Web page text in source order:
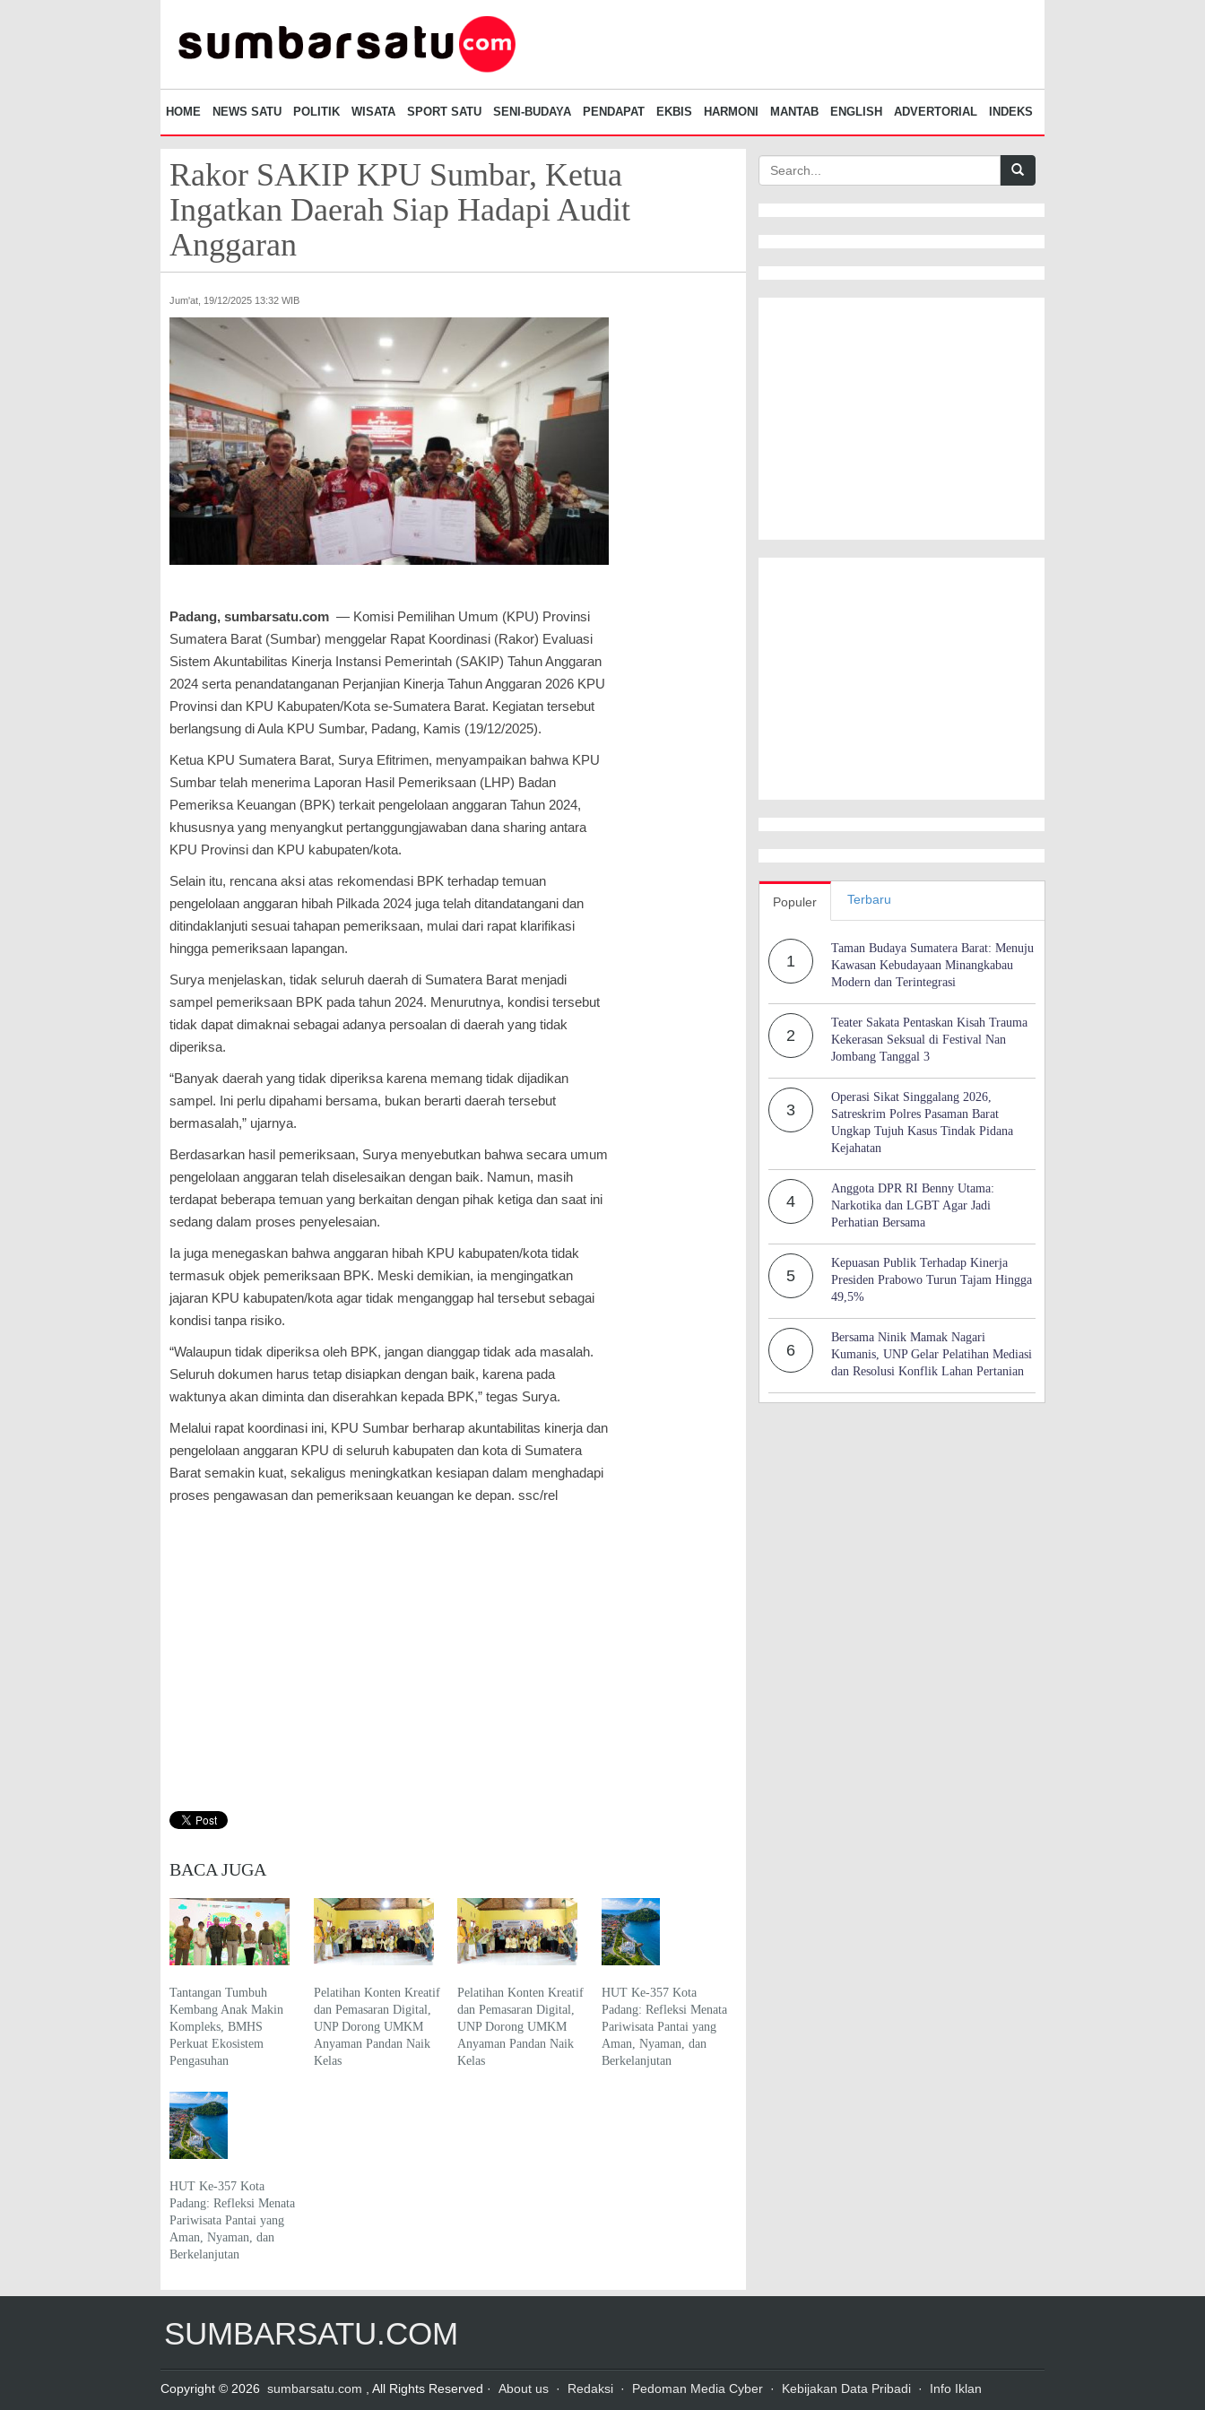
HOME NEWS SATU POLITIK WISATA SPORT SATU SENI-BUDAYA PENDAPAT EKBIS HARMONI MANTAB ENGLISH ADVERTORIAL INDEKS
Rakor SAKIP KPU Sumbar, Ketua
Ingatkan Daerah Siap Hadapi Audit
Anggaran
Jum'at, 19/12/2025 13:32 WIB
Padang, sumbarsatu.com — Komisi Pemilihan Umum (KPU) Provinsi
Sumatera Barat (Sumbar) menggelar Rapat Koordinasi (Rakor) Evaluasi
Sistem Akuntabilitas Kinerja Instansi Pemerintah (SAKIP) Tahun Anggaran
2024 serta penandatanganan Perjanjian Kinerja Tahun Anggaran 2026 KPU
Provinsi dan KPU Kabupaten/Kota se-Sumatera Barat. Kegiatan tersebut
berlangsung di Aula KPU Sumbar, Padang, Kamis (19/12/2025).
Ketua KPU Sumatera Barat, Surya Efitrimen, menyampaikan bahwa KPU
Sumbar telah menerima Laporan Hasil Pemeriksaan (LHP) Badan
Pemeriksa Keuangan (BPK) terkait pengelolaan anggaran Tahun 2024,
khususnya yang menyangkut pertanggungjawaban dana sharing antara
KPU Provinsi dan KPU kabupaten/kota.
Selain itu, rencana aksi atas rekomendasi BPK terhadap temuan
pengelolaan anggaran hibah Pilkada 2024 juga telah ditandatangani dan
ditindaklanjuti sesuai tahapan pemeriksaan, mulai dari rapat klarifikasi
hingga pemeriksaan lapangan.
Surya menjelaskan, tidak seluruh daerah di Sumatera Barat menjadi
sampel pemeriksaan BPK pada tahun 2024. Menurutnya, kondisi tersebut
tidak dapat dimaknai sebagai adanya persoalan di daerah yang tidak
diperiksa.
“Banyak daerah yang tidak diperiksa karena memang tidak dijadikan
sampel. Ini perlu dipahami bersama, bukan berarti daerah tersebut
bermasalah,” ujarnya.
Berdasarkan hasil pemeriksaan, Surya menyebutkan bahwa secara umum
pengelolaan anggaran telah diselesaikan dengan baik. Namun, masih
terdapat beberapa temuan yang berkaitan dengan pihak ketiga dan saat ini
sedang dalam proses penyelesaian.
Ia juga menegaskan bahwa anggaran hibah KPU kabupaten/kota tidak
termasuk objek pemeriksaan BPK. Meski demikian, ia mengingatkan
jajaran KPU kabupaten/kota agar tidak menganggap hal tersebut sebagai
kondisi tanpa risiko.
“Walaupun tidak diperiksa oleh BPK, jangan dianggap tidak ada masalah.
Seluruh dokumen harus tetap disiapkan dengan baik, karena pada
waktunya akan diminta dan diserahkan kepada BPK,” tegas Surya.
Melalui rapat koordinasi ini, KPU Sumbar berharap akuntabilitas kinerja dan
pengelolaan anggaran KPU di seluruh kabupaten dan kota di Sumatera
Barat semakin kuat, sekaligus meningkatkan kesiapan dalam menghadapi
proses pengawasan dan pemeriksaan keuangan ke depan. ssc/rel
BACA JUGA
Tantangan Tumbuh
Kembang Anak Makin
Kompleks, BMHS
Perkuat Ekosistem
Pengasuhan
Pelatihan Konten Kreatif
dan Pemasaran Digital,
UNP Dorong UMKM
Anyaman Pandan Naik
Kelas
Pelatihan Konten Kreatif
dan Pemasaran Digital,
UNP Dorong UMKM
Anyaman Pandan Naik
Kelas
HUT Ke-357 Kota
Padang: Refleksi Menata
Pariwisata Pantai yang
Aman, Nyaman, dan
Berkelanjutan
HUT Ke-357 Kota
Padang: Refleksi Menata
Pariwisata Pantai yang
Aman, Nyaman, dan
Berkelanjutan
Populer Terbaru
1
Taman Budaya Sumatera Barat: Menuju
Kawasan Kebudayaan Minangkabau
Modern dan Terintegrasi
2
Teater Sakata Pentaskan Kisah Trauma
Kekerasan Seksual di Festival Nan
Jombang Tanggal 3
3
Operasi Sikat Singgalang 2026,
Satreskrim Polres Pasaman Barat
Ungkap Tujuh Kasus Tindak Pidana
Kejahatan
4
Anggota DPR RI Benny Utama:
Narkotika dan LGBT Agar Jadi
Perhatian Bersama
5
Kepuasan Publik Terhadap Kinerja
Presiden Prabowo Turun Tajam Hingga
49,5%
6
Bersama Ninik Mamak Nagari
Kumanis, UNP Gelar Pelatihan Mediasi
dan Resolusi Konflik Lahan Pertanian
SUMBARSATU.COM
Copyright © 2026 sumbarsatu.com , All Rights Reserved · About us · Redaksi · Pedoman Media Cyber · Kebijakan Data Pribadi · Info Iklan